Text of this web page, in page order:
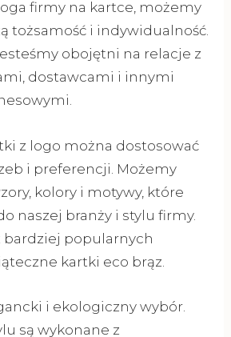
firmy na kartce, możemy
tożsamość i indywidualność.
obojętni na relacje z
dostawcami i innymi
z logo można dostosować
i preferencji. Możemy
kolory i motywy, które
naszej branży i stylu firmy.
bardziej popularnych
kartki eco brąz.
i ekologiczny wybór.
są wykonane z